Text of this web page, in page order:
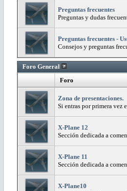
Preguntas frecuentes
Preguntas y dudas
Preguntas frecuentes -
Consejos y preguntas
Foro General
Foro
Zona de presentaciones.
Si entras por primera vez
X-Plane 12
Sección dedicada a
X-Plane 11
Sección dedicada a
X-Plane10